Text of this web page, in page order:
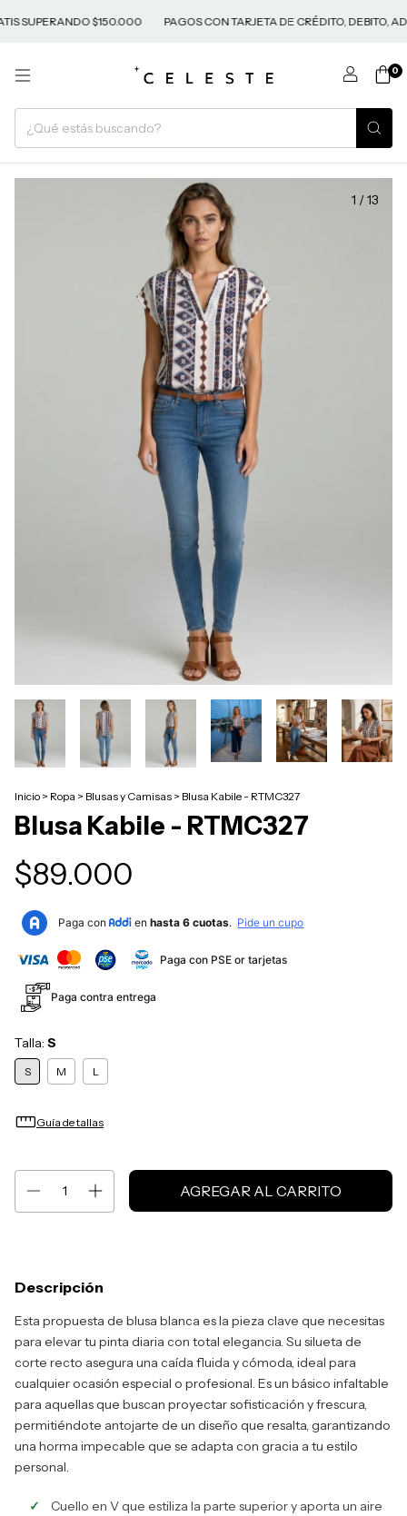
$150.000 PAGOS CON TARJETA DE CRÉDITO, DEBITO, ADDI Y
0
1 /13
Inicio > Ropa > Blusas y Camisas > Blusa Kabile - RTMC327
Blusa Kabile - RTMC327
$89.000
Paga con PSE or tarjetas
Paga contra entrega
Talla: S
S M L
straightenGuía de tallas
Descripción
Esta propuesta de blusa blanca es la pieza clave que necesitas
para elevar tu pinta diaria con total elegancia. Su silueta de
corte recto asegura una caída fluida y cómoda, ideal para
cualquier ocasión especial o profesional. Es un básico infaltable
para aquellas que buscan proyectar sofisticación y frescura,
permitiéndote antojarte de un diseño que resalta, garantizando
una horma impecable que se adapta con gracia a tu estilo
personal.
Cuello en V que estiliza la parte superior y aporta un aire